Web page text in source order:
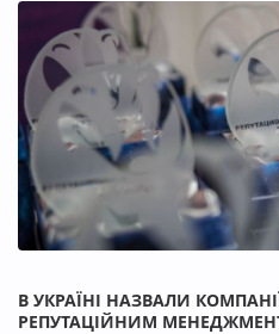
В УКРАЇНІ НАЗВАЛИ
РЕПУТАЦІЙНИМ